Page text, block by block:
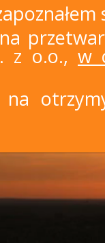
z o.o., w
na